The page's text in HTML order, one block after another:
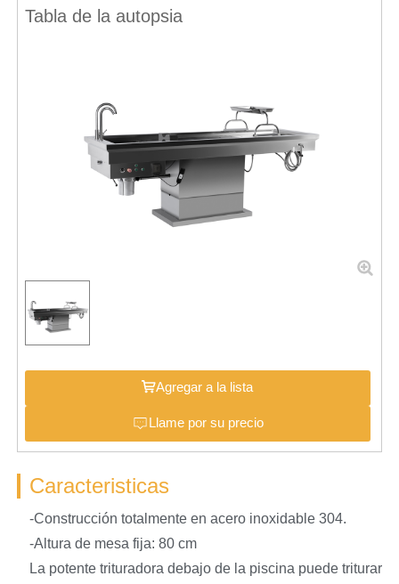
Tabla de la autopsia
Agregar a la lista
Llame por su precio
Caracteristicas
-Construcción totalmente en acero inoxidable 304.
-Altura de mesa fija: 80 cm
La potente trituradora debajo de la piscina puede triturar